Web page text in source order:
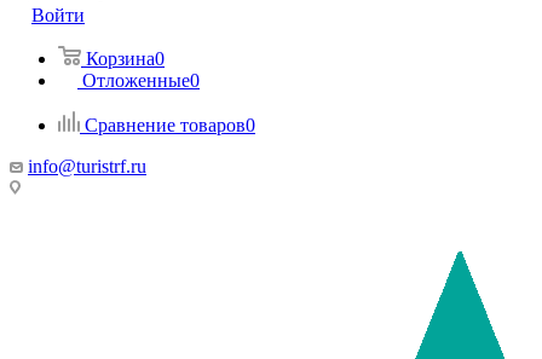
Войти
Корзина0
Отложенные0
Сравнение товаров0
info@turistrf.ru